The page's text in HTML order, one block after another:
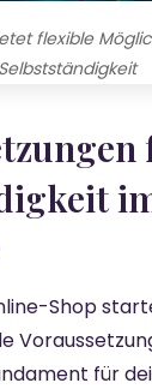
flexible
Selbstständigkeit
Shop
für